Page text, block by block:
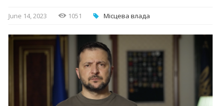
June 14, 2023 1051 Місцева влада